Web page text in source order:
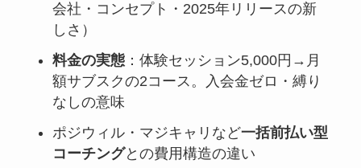
会社・コンセプト・2025年リリースの新
しさ）
料金の実態：体験セッション5,000円→月
額サブスクの2コース。入会金ゼロ・縛り
なしの意味
ポジウィル・マジキャリなど一括前払い型
コーチングとの費用構造の違い